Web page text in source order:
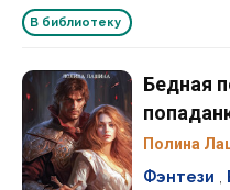
В библиотеку
Бедная
Полина
Фэнтези